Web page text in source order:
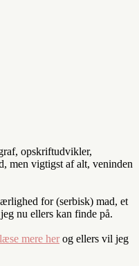
opskriftudvikler,
men vigtigst af alt, veninden
for (serbisk) mad, et
nu ellers kan finde på.
mere her og ellers vil jeg